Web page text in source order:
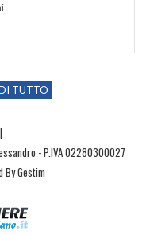
TUTTO
- P.IVA 02280300027
By Gestim